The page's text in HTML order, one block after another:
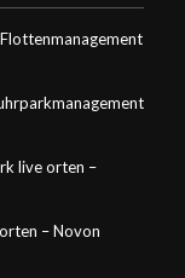
live orten –
– Novon